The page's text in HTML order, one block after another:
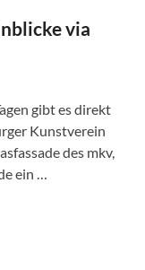
via
gibt es direkt
Kunstverein
des mkv,
ein …